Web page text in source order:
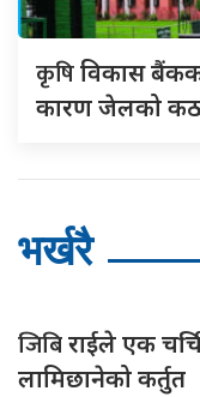
कृषिविकास
कारण जेलको
भर्खरै
जिबिराईले एक
लामिछानेको कर्तुत